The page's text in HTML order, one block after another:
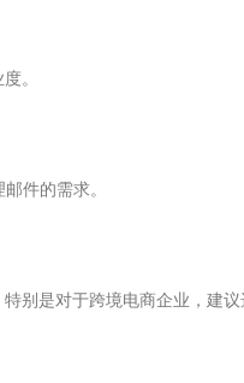
。
件的需求。
别是对于跨境电商企业，建议